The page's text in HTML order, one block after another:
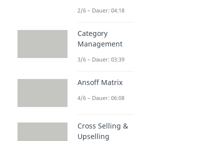
2/6 – Dauer: 04:18
Category
Management
3/6 – Dauer: 03:39
Ansoff Matrix
4/6 – Dauer: 06:08
Cross Selling &
Upselling